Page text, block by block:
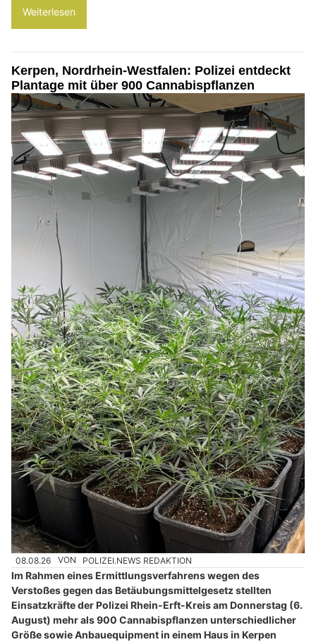
Weiterlesen
Kerpen, Nordrhein-Westfalen: Polizei entdeckt
Plantage mit über 900 Cannabispflanzen
08.08.26 VON POLIZEI.NEWS REDAKTION
Im Rahmen eines Ermittlungsverfahrens wegen des
Verstoßes gegen das Betäubungsmittelgesetz stellten
Einsatzkräfte der Polizei Rhein-Erft-Kreis am Donnerstag (6.
August) mehr als 900 Cannabispflanzen unterschiedlicher
Größe sowie Anbauequipment in einem Haus in Kerpen